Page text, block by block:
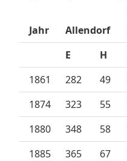
Jahr
Allendorf
E
H
1861
282 49
1874
323 55
1880
348 58
1885
365 67